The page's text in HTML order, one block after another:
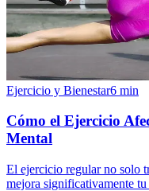
Ejercicio y Bienestar6 min
Cómo el Ejercicio
Mental
El ejercicio regular no solo
mejora significativamente